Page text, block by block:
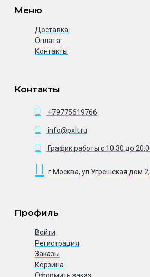
Меню
Доставка
Оплата
Контакты
Контакты
+79775619766
info@pxlt.ru
График работы с 10:30 до
г.Москва, ул.Угрешская дом
Профиль
Войти
Регистрация
Заказы
Корзина